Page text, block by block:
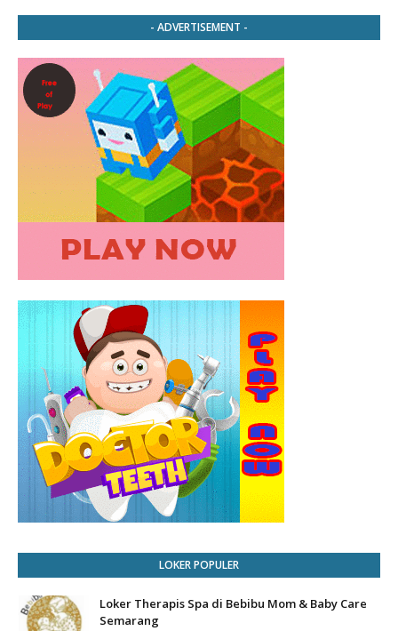
- ADVERTISEMENT -
LOKER POPULER
Loker Therapis Spa di Bebibu Mom & Baby Care
Semarang